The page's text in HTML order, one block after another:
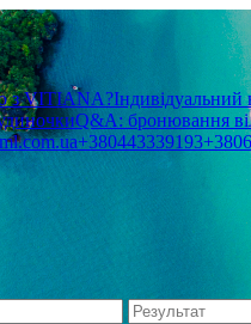
з VITIANA?
Q&A: бронювання
+380443339193